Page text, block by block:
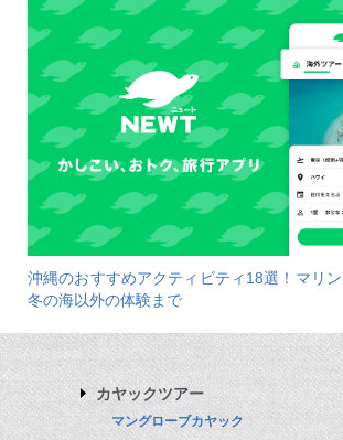
沖縄のおすすめアクティビティ18選！マリ
冬の海以外の体験まで
カヤックツアー
マングローブカヤック